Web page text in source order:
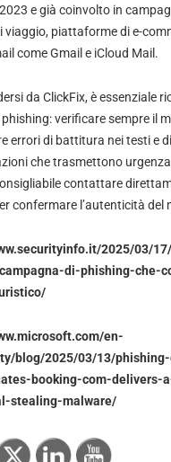
e già coinvolto in
viaggio, piattaforme di e-
come Gmail e iCloud Mail.
da ClickFix, è essenziale
verificare sempre il
errori di battitura nei testi e
che trasmettono
contattare
confermare l’autenticità del
2025/03/
di-phishing-che-
en-
blog/2025/03/13/
booking-com-delivers-
stealing-malware/